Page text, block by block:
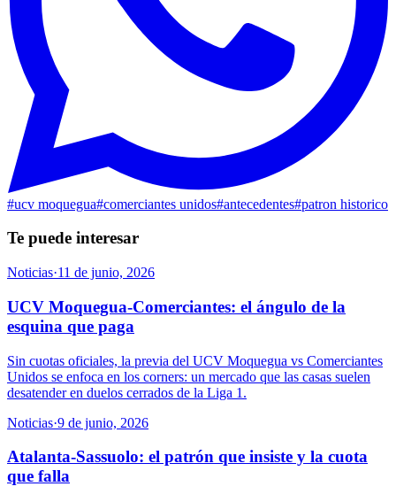
#ucv moquegua#comerciantes unidos#antecedentes#patron historico
Te puede interesar
Noticias·11 de junio, 2026
UCV Moquegua-Comerciantes: el ángulo de la
esquina que paga
Sin cuotas oficiales, la previa del UCV Moquegua vs Comerciantes
Unidos se enfoca en los corners: un mercado que las casas suelen
desatender en duelos cerrados de la Liga 1.
Noticias·9 de junio, 2026
Atalanta-Sassuolo: el patrón que insiste y la cuota
que falla